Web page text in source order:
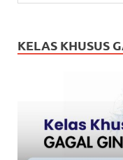
KELAS KHUSUS